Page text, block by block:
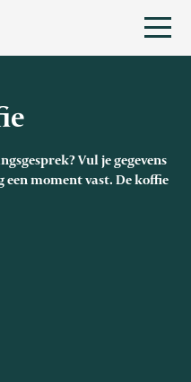
Vul je gegevens
een moment vast. De koffie